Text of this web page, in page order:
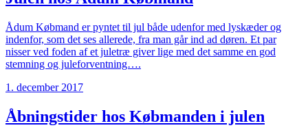
Ådum Købmand er pyntet til jul både udenfor med lyskæder og
indenfor, som det ses allerede, fra man går ind ad døren. Et par
nisser ved foden af et juletræ giver lige med det samme en god
stemning og juleforventning….
1. december 2017
Åbningstider hos Købmanden i julen